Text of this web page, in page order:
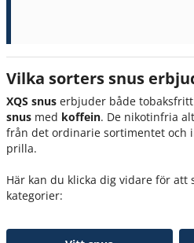
Vilka sorters snus
XQS snus erbjuder både tobaksfritt
snus med koffein. De nikotinfria
från det ordinarie sortimentet och
prilla.
Här kan du klicka dig vidare för
kategorier: